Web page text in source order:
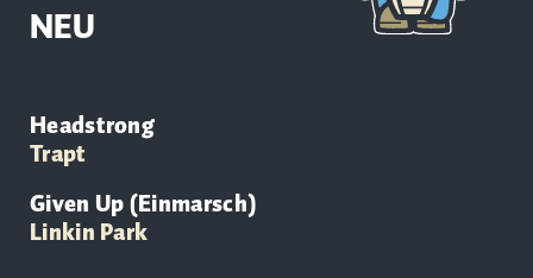
NEU
Headstrong
Trapt
Given Up (Einmarsch)
Linkin Park